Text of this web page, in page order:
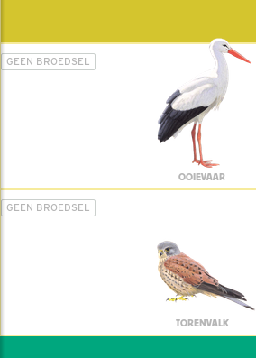
GEEN BROEDSEL
OOIEVAAR
GEEN BROEDSEL
TORENVALK